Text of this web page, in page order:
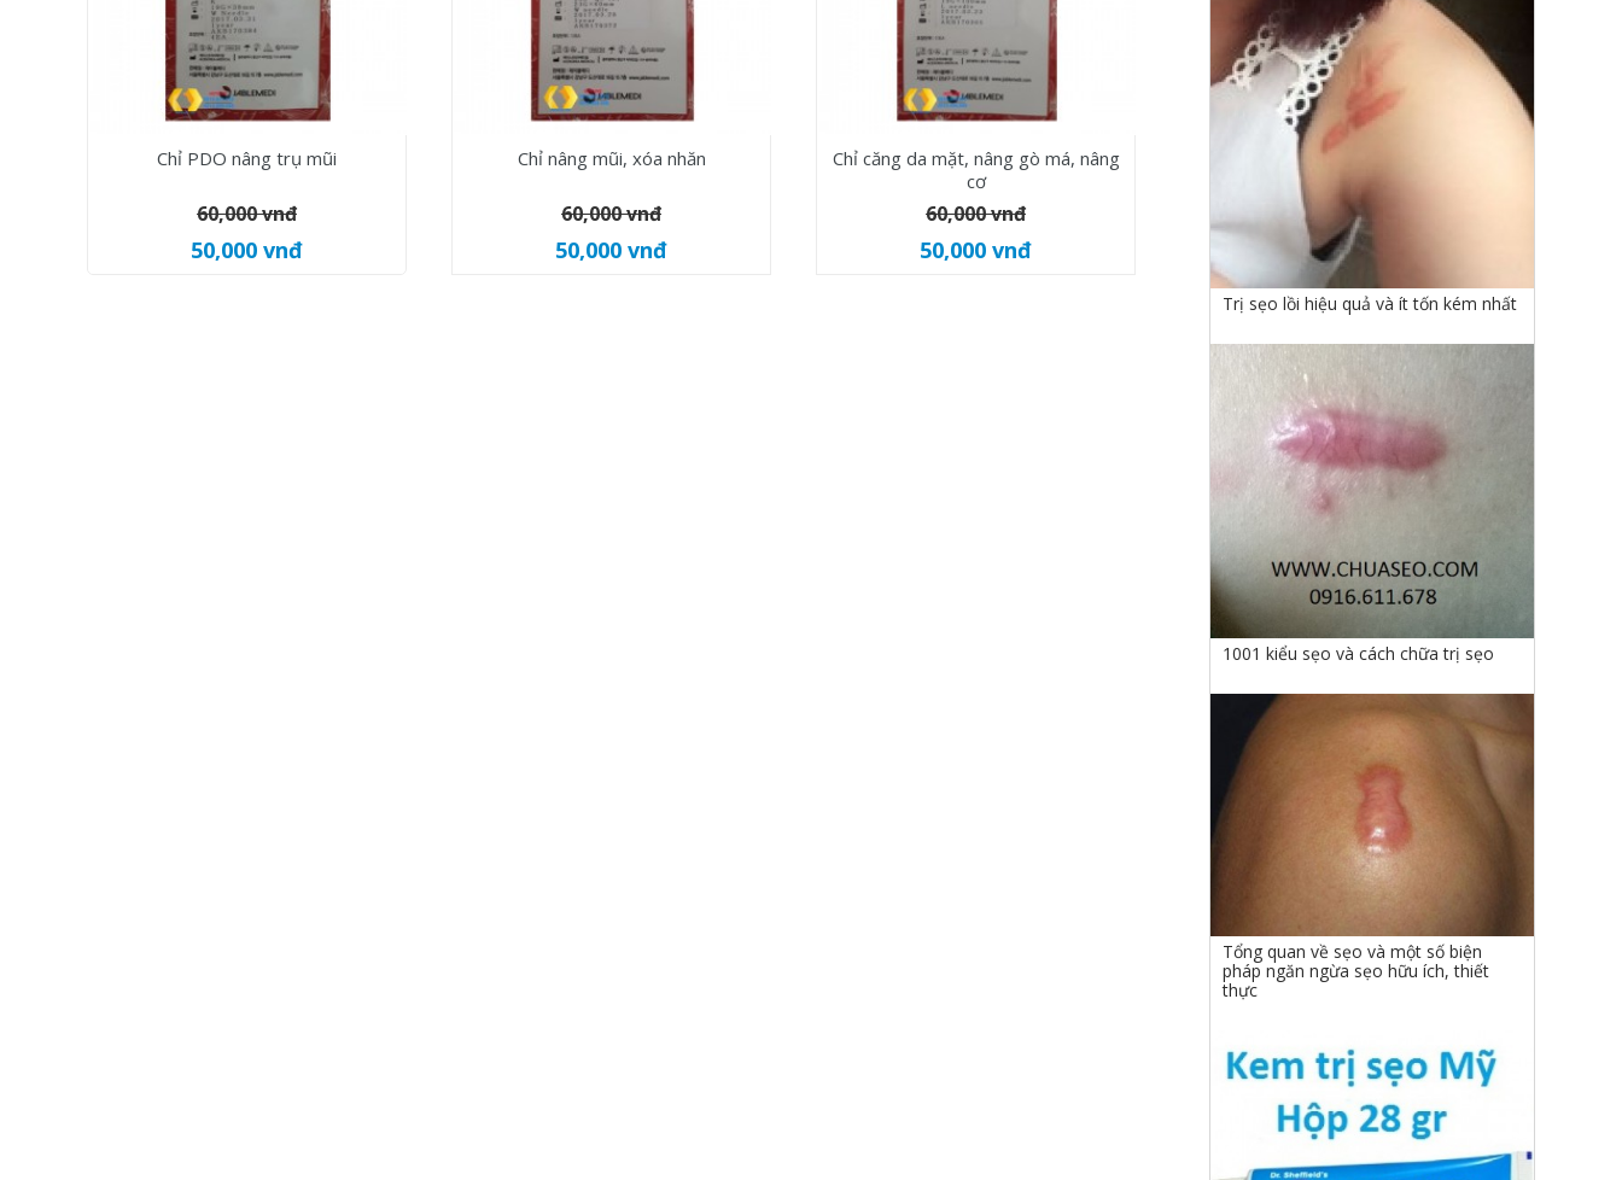
Chỉ PDO nâng trụ mũi
60,000 vnđ
50,000 vnđ
Chỉ nâng mũi, xóa nhăn
60,000 vnđ
50,000 vnđ
Chỉ căng da mặt, nâng gò má, nâng
cơ
60,000 vnđ
50,000 vnđ
Trị sẹo lồi hiệu quả và ít tốn kém nhất
1001 kiểu sẹo và cách chữa trị sẹo
Tổng quan về sẹo và một số biện
pháp ngăn ngừa sẹo hữu ích, thiết
thực